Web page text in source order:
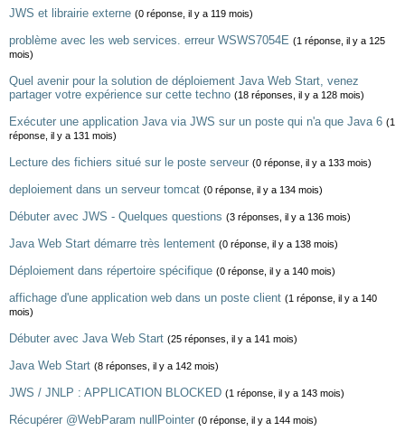
JWS et librairie externe (0 réponse, il y a 119 mois)
problème avec les web services. erreur WSWS7054E (1 réponse, il y a 125
mois)
Quel avenir pour la solution de déploiement Java Web Start, venez
partager votre expérience sur cette techno (18 réponses, il y a 128 mois)
Exécuter une application Java via JWS sur un poste qui n'a que Java 6 (1
réponse, il y a 131 mois)
Lecture des fichiers situé sur le poste serveur (0 réponse, il y a 133 mois)
deploiement dans un serveur tomcat (0 réponse, il y a 134 mois)
Débuter avec JWS - Quelques questions (3 réponses, il y a 136 mois)
Java Web Start démarre très lentement (0 réponse, il y a 138 mois)
Déploiement dans répertoire spécifique (0 réponse, il y a 140 mois)
affichage d'une application web dans un poste client (1 réponse, il y a 140
mois)
Débuter avec Java Web Start (25 réponses, il y a 141 mois)
Java Web Start (8 réponses, il y a 142 mois)
JWS / JNLP : APPLICATION BLOCKED (1 réponse, il y a 143 mois)
Récupérer @WebParam nullPointer (0 réponse, il y a 144 mois)